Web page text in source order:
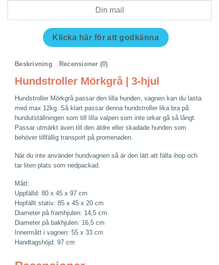
Klicka här för att godkänna
Beskrivning Recensioner (0)
Hundstroller Mörkgrå | 3-hjul
Hundstroller Mörkgrå passar den lilla hunden, vagnen kan du lasta
med max 12kg. Så klart passar denna hundstroller lika bra på
hundutställningen som till lilla valpen som inte orkar gå så långt.
Passar utmärkt även till den äldre eller skadade hunden som
behöver tillfällig transport på promenaden.
När du inte använder hundvagnen så är den lätt att fälla ihop och
tar liten plats som nedpackad.
Mått:
Uppfälld: 80 x 45 x 97 cm
Hopfällt stativ: 85 x 45 x 20 cm
Diameter på framhjulen: 14,5 cm
Diameter på bakhjulen: 16,5 cm
Innermått i vagnen: 55 x 33 cm
Handtagshöjd: 97 cm